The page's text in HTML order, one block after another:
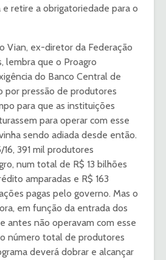
e retire a obrigatoriedade para o
Vian, ex-diretor da Federação
lembra que o Proagro
do Banco Central de
por pressão de produtores
para que as instituições
para operar com esse
sendo adiada desde então.
391 mil produtores
num total de R$ 13 bilhões
amparadas e R$ 163
pagas pelo governo. Mas o
em função da entrada dos
antes não operavam com esse
número total de produtores
deverá dobrar e alcançar